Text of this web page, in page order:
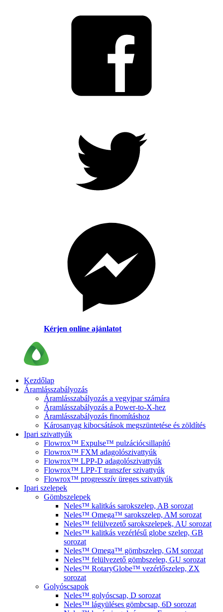
Kérjen online ajánlatot
Kezdőlap
Áramlásszabályozás
Áramlásszabályozás a vegyipar számára
Áramlásszabályozás a Power-to-X-hez
Áramlásszabályozás finomításhoz
Károsanyag kibocsátások megszüntetése és zöldítés
Ipari szivattyúk
Flowrox™ Expulse™ pulzációcsillapító
Flowrox™ FXM adagolószivattyúk
Flowrox™ LPP-D adagolószivattyúk
Flowrox™ LPP-T transzfer szivattyúk
Flowrox™ progresszív üreges szivattyúk
Ipari szelepek
Gömbszelepek
Neles™ kalitkás sarokszelep, AB sorozat
Neles™ Omega™ sarokszelep, AM sorozat
Neles™ felülvezető sarokszelepek, AU sorozat
Neles™ kalitkás vezérlésű globe szelep, GB
sorozat
Neles™ Omega™ gömbszelep, GM sorozat
Neles™ felülvezető gömbszelep, GU sorozat
Neles™ RotaryGlobe™ vezérlőszelep, ZX
sorozat
Golyóscsapok
Neles™ golyóscsap, D sorozat
Neles™ lágyüléses gömbcsap, 6D sorozat